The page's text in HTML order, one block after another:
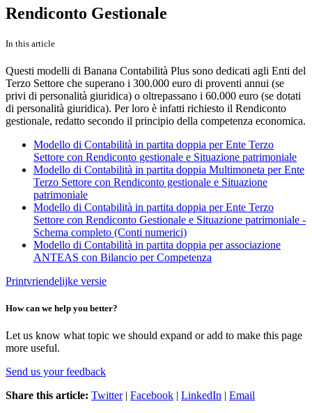
Rendiconto Gestionale
In this article
Questi modelli di Banana Contabilità Plus sono dedicati agli Enti del
Terzo Settore che superano i 300.000 euro di proventi annui (se
privi di personalità giuridica) o oltrepassano i 60.000 euro (se dotati
di personalità giuridica). Per loro è infatti richiesto il Rendiconto
gestionale, redatto secondo il principio della competenza economica.
Modello di Contabilità in partita doppia per Ente Terzo
Settore con Rendiconto gestionale e Situazione patrimoniale
Modello di Contabilità in partita doppia Multimoneta per Ente
Terzo Settore con Rendiconto gestionale e Situazione
patrimoniale
Modello di Contabilità in partita doppia per Ente Terzo
Settore con Rendiconto Gestionale e Situazione patrimoniale -
Schema completo (Conti numerici)
Modello di Contabilità in partita doppia per associazione
ANTEAS con Bilancio per Competenza
Printvriendelijke versie
How can we help you better?
Let us know what topic we should expand or add to make this page
more useful.
Send us your feedback
Share this article: Twitter| Facebook | LinkedIn | Email